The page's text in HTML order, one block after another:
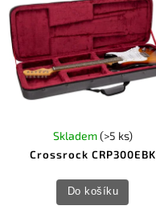
Crossrock CRP300EBK
Skladem(>5 ks)
Do košíku